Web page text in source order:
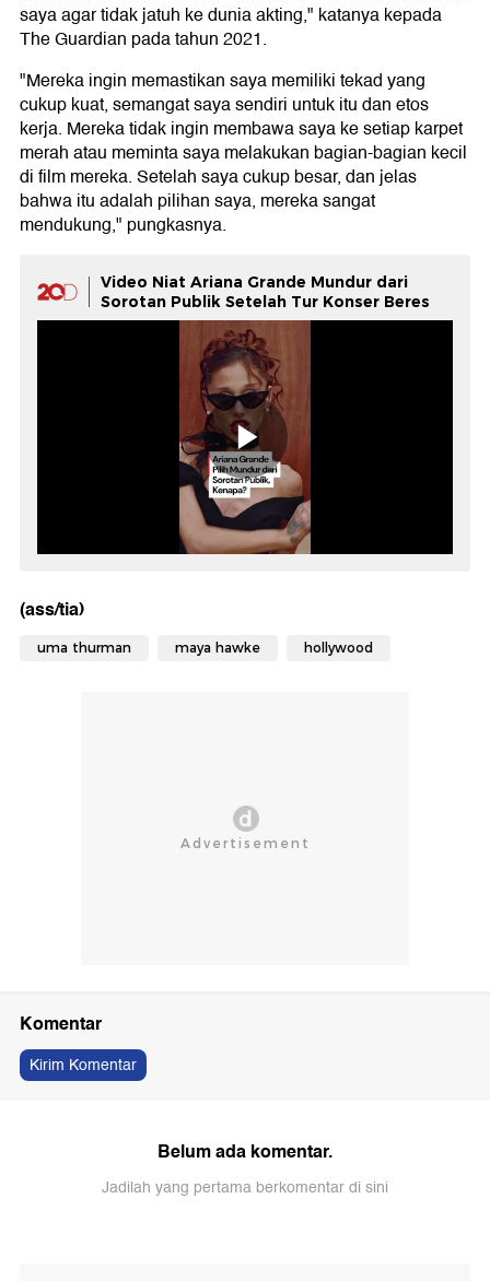
saya agar tidak jatuh ke dunia akting," katanya kepada
The Guardian pada tahun 2021.
"Mereka ingin memastikan saya memiliki tekad yang
cukup kuat, semangat saya sendiri untuk itu dan etos
kerja. Mereka tidak ingin membawa saya ke setiap karpet
merah atau meminta saya melakukan bagian-bagian kecil
di film mereka. Setelah saya cukup besar, dan jelas
bahwa itu adalah pilihan saya, mereka sangat
mendukung," pungkasnya.
Video Niat Ariana Grande Mundur dari
Sorotan Publik Setelah Tur Konser Beres
(ass/tia)
uma thurman maya hawke hollywood
Komentar
Kirim Komentar
Belum ada komentar.
Jadilah yang pertama berkomentar di sini